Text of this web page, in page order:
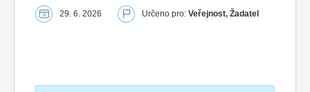
29. 6. 2026 Určeno pro: Veřejnost, Žadatel